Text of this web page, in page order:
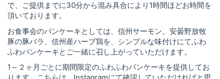
で、ご提供までに30分から混み具合により1時間ほどお時間を
頂いております。
お食事会のパンケーキとしては、信州サーモン、安曇野放牧
豚の豚バラ、信州産ハーブ鶏を、シンプルな味付けにてふわ
ふわパンケーキとご一緒に召し上がっていただけます。
1～２ヶ月ごとに期間限定のふわふわパンケーキを提供してお